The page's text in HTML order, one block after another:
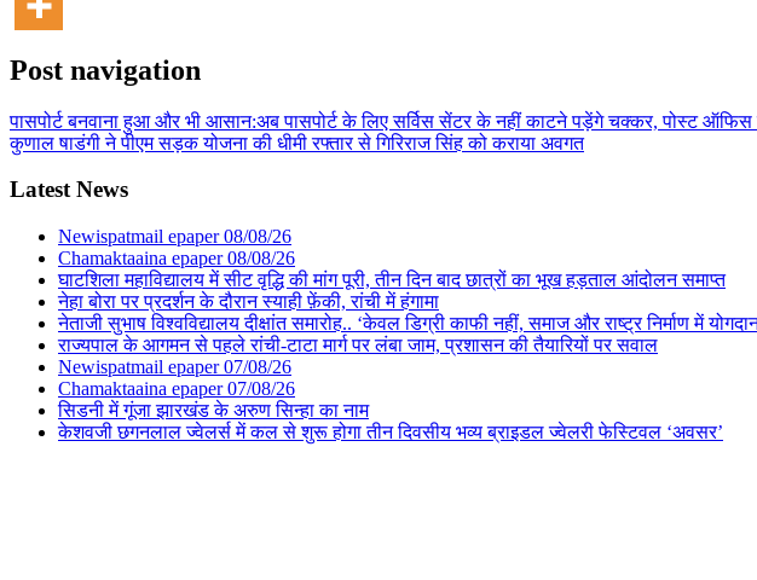
Post navigation
पासपोर्ट बनवाना हुआ और भी आसान:अब पासपोर्ट के लिए सर्विस सेंटर के नहीं काटने पड़ेंगे चक्कर, पोस्ट
कुणाल षाडंगी ने पीएम सड़क योजना की धीमी रफ्तार से गिरिराज सिंह को कराया अवगत
Latest News
Newispatmail epaper 08/08/26
Chamaktaaina epaper 08/08/26
घाटशिला महाविद्यालय में सीट वृद्धि की मांग पूरी, तीन दिन बाद छात्रों का भूख हड़ताल आंदोलन समाप्त
नेहा बोरा पर प्रदर्शन के दौरान स्याही फ़ेंकी, रांची में हंगामा
नेताजी सुभाष विश्वविद्यालय दीक्षांत समारोह.. ‘केवल डिग्री काफी नहीं, समाज और राष्ट्र निर्माण में
राज्यपाल के आगमन से पहले रांची-टाटा मार्ग पर लंबा जाम, प्रशासन की तैयारियों पर सवाल
Newispatmail epaper 07/08/26
Chamaktaaina epaper 07/08/26
सिडनी में गूंजा झारखंड के अरुण सिन्हा का नाम
केशवजी छगनलाल ज्वेलर्स में कल से शुरू होगा तीन दिवसीय भव्य ब्राइडल ज्वेलरी फेस्टिवल ‘अवसर’